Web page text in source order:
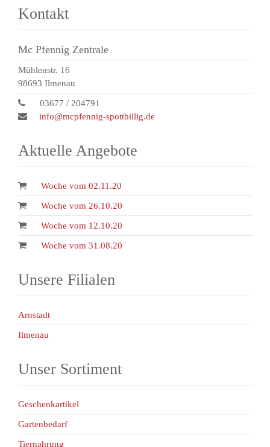
Kontakt
Mc Pfennig Zentrale
Mühlenstr. 16
98693 Ilmenau
03677 / 204791
info@mcpfennig-spottbillig.de
Aktuelle Angebote
Woche vom 02.11.20
Woche vom 26.10.20
Woche vom 12.10.20
Woche vom 31.08.20
Unsere Filialen
Arnstadt
Ilmenau
Unser Sortiment
Geschenkartikel
Gartenbedarf
Tiernahrung